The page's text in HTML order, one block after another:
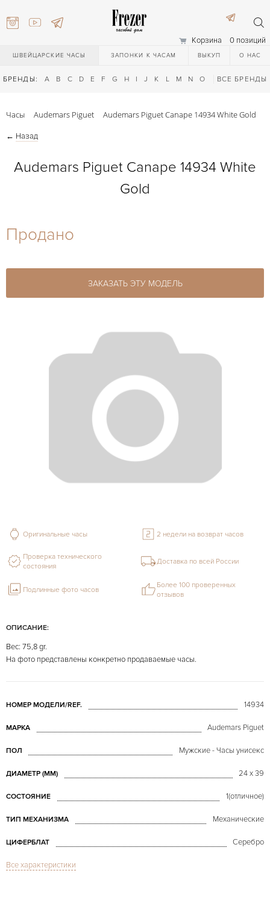
Корзина 0 позиций
ШВЕЙЦАРСКИЕ ЧАСЫ ЗАПОНКИ К ЧАСАМ ВЫКУП О НАС
БРЕНДЫ: A B C D E F G H I J K L M N O Q R S T
ВСЕ БРЕНДЫ
27-44
Часы Audemars Piguet Audemars Piguet Canape 14934 White Gold
← Назад
Audemars Piguet Canape 14934 White
Gold
Продано
ЗАКАЗАТЬ ЭТУ МОДЕЛЬ
ОПИСАНИЕ:
Вес: 75,8 gr.
На фото представлены конкретно продаваемые часы.
НОМЕР МОДЕЛИ/REF. 14934
МАРКА Audemars Piguet
ПОЛ Мужские - Часы унисекс
ДИАМЕТР (MM) 24 x 39
СОСТОЯНИЕ 1(отличное)
ТИП МЕХАНИЗМА Механические
ЦИФЕРБЛАТ Серебро
СТЕКЛО
Все характеристики
Оригинальные часы 2 недели на возврат часов
Проверка технического
состояния
Доставка по всей России
Подлинные фото часов
Более 100 проверенных
отзывов